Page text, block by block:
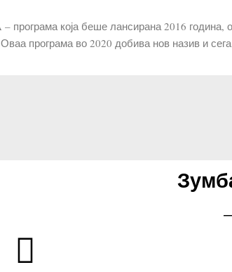
– програма која беше лансирана 2016 година,
програма во 2020 добива нов назив и